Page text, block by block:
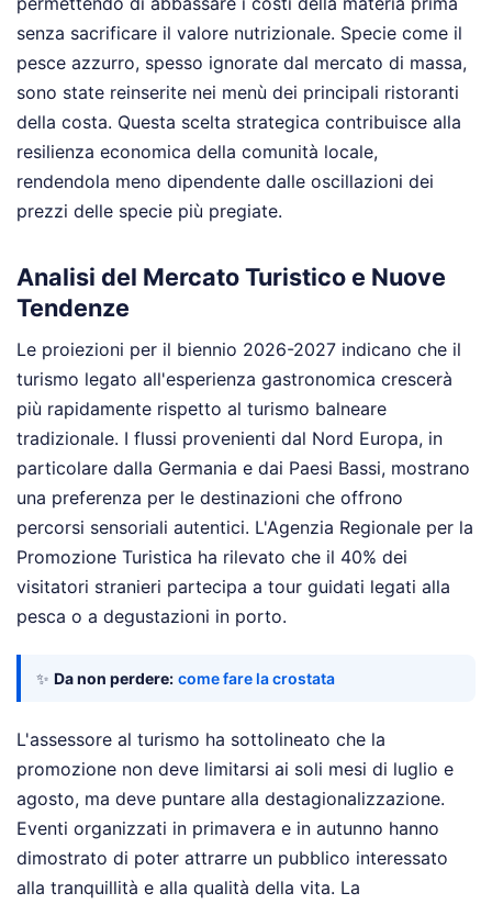
senza sacrificare il valore nutrizionale. Specie come il
pesce azzurro, spesso ignorate dal mercato di massa,
sono state reinserite nei menù dei principali ristoranti
della costa. Questa scelta strategica contribuisce alla
resilienza economica della comunità locale,
rendendola meno dipendente dalle oscillazioni dei
prezzi delle specie più pregiate.
Analisi del Mercato Turistico e Nuove
Tendenze
Le proiezioni per il biennio 2026-2027 indicano che il
turismo legato all'esperienza gastronomica crescerà
più rapidamente rispetto al turismo balneare
tradizionale. I flussi provenienti dal Nord Europa, in
particolare dalla Germania e dai Paesi Bassi, mostrano
una preferenza per le destinazioni che offrono
percorsi sensoriali autentici. L'Agenzia Regionale per la
Promozione Turistica ha rilevato che il 40% dei
visitatori stranieri partecipa a tour guidati legati alla
pesca o a degustazioni in porto.
✨ Da non perdere: come fare la crostata
L'assessore al turismo ha sottolineato che la
promozione non deve limitarsi ai soli mesi di luglio e
agosto, ma deve puntare alla destagionalizzazione.
Eventi organizzati in primavera e in autunno hanno
dimostrato di poter attrarre un pubblico interessato
alla tranquillità e alla qualità della vita. La